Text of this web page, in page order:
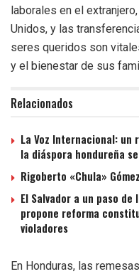
laborales en el
Unidos, y las
seres queridos son
y el bienestar de sus
Relacionados
La Voz Internacional:
la diáspora hondureña
Rigoberto «Chula»
El Salvador a un paso
propone reforma
violadores
En Honduras, las